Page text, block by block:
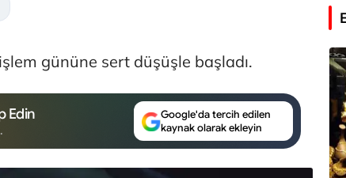
gününe sert düşüşle başladı.
Edin
Google'da tercih edilen
kaynak olarak ekleyin